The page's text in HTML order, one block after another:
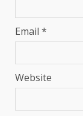
Email *
Website